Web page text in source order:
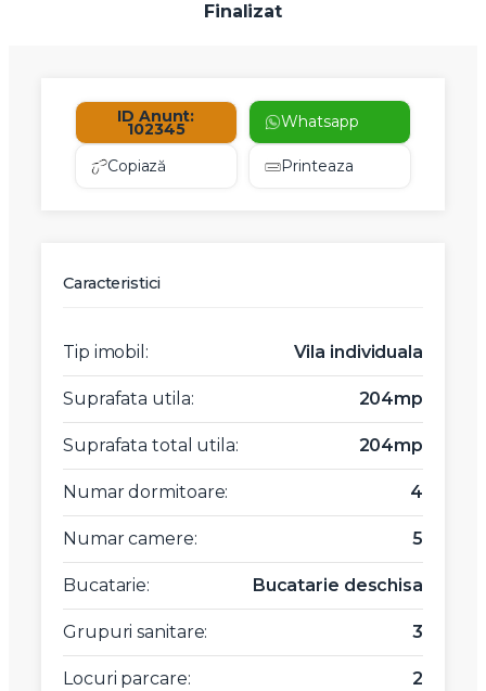
Finalizat
ID Anunt:
102345 Whatsapp
Copiază Printeaza
Caracteristici
Tip imobil: Vila individuala
Suprafata utila: 204mp
Suprafata total utila: 204mp
Numar dormitoare: 4
Numar camere: 5
Bucatarie: Bucatarie deschisa
Grupuri sanitare: 3
Locuri parcare: 2